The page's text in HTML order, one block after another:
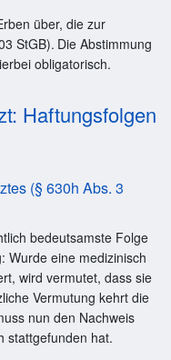
über, die zur
StGB). Die Abstimmung
obligatorisch.
Haftungsfolgen
(§ 630h Abs. 3
bedeutsamste Folge
Wurde eine medizinisch
wird vermutet, dass sie
Vermutung kehrt die
nun den Nachweis
stattgefunden hat.